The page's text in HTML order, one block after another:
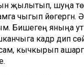
җылытып, шуңа
чыгып йөгергән.
Бишегең яныңа
кадәр дип
кычкырып